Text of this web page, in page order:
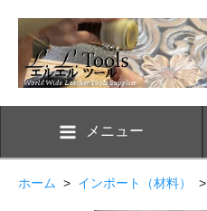
メニュー
ホーム > インポート（材料） >